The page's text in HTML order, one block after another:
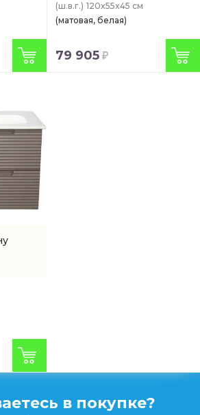
(ш.в.г.) 120x55x45 см
(матовая, белая)
79 905
в покупке?